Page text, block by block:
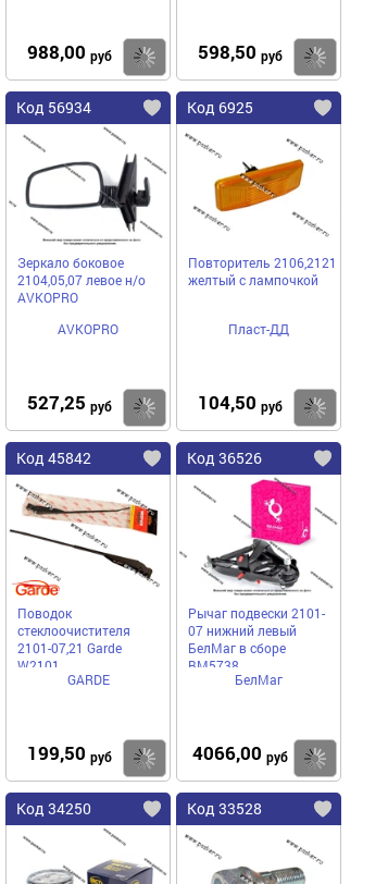
988,00 руб Купить
598,50 руб
Код 56934
Зеркало боковое
2104,05,07 левое н/о
AVKOPRO
AVKOPRO
527,25 руб Купить
Код 6925
Повторитель 2106,2121
желтый с лампочкой
Пласт-ДД
104,50 руб
Код 45842
Поводок
стеклоочистителя
2101-07,21 Garde
W2101
GARDE
199,50 руб Купить
Код 36526
Рычаг подвески 2101-
07 нижний левый
БелМаг в сборе
BM5738
БелМаг
4066,00 руб
Код 34250 Код 33528